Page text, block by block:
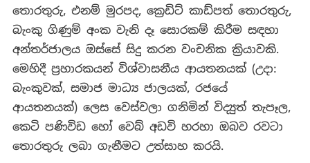
තොරතුරු, එනම් මුරපද, ක්‍රෙඩිට් කාඩ්පත් තොරතුරු,
බැංකු ගිණුම් අංක වැනි දෑ සොරකම් කිරීම සඳහා
අන්තර්ජාලය ඔස්සේ සිදු කරන වංචනික ක්‍රියාවකි.
මෙහිදී ප්‍රහාරකයන් විශ්වාසනීය ආයතනයක් (උදා:
බැංකුවක්, සමාජ මාධ්‍ය ජාලයක්, රජයේ
ආයතනයක්) ලෙස වෙස්වලා ගනිමින් විද්‍යුත් තැපෑල,
කෙටි පණිවිඩ හෝ වෙබ් අඩවි හරහා ඔබව රවටා
තොරතුරු ලබා ගැනීමට උත්සාහ කරයි.